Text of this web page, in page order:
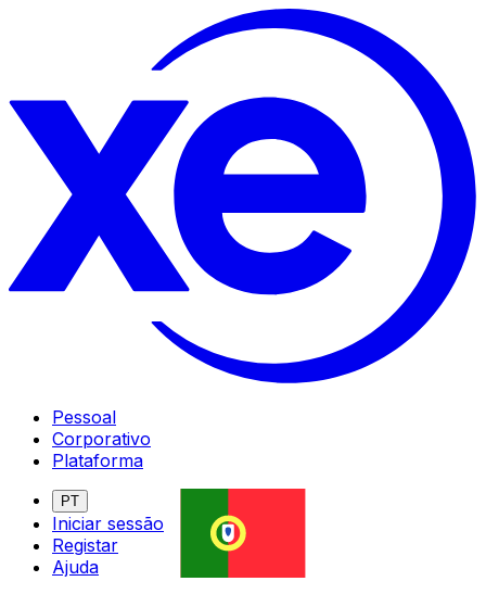
Pessoal
Corporativo
Plataforma
PT
Iniciar sessão
Registar
Ajuda